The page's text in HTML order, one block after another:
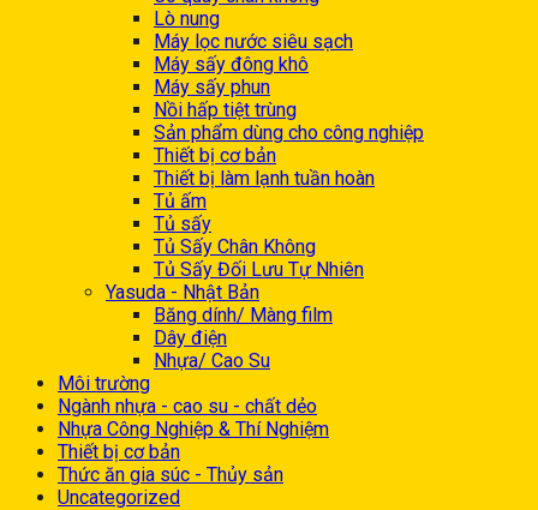
Lò nung
Máy lọc nước siêu sạch
Máy sấy đông khô
Máy sấy phun
Nồi hấp tiệt trùng
Sản phẩm dùng cho công nghiệp
Thiết bị cơ bản
Thiết bị làm lạnh tuần hoàn
Tủ ấm
Tủ sấy
Tủ Sấy Chân Không
Tủ Sấy Đối Lưu Tự Nhiên
Yasuda - Nhật Bản
Băng dính/ Màng film
Dây điện
Nhựa/ Cao Su
Môi trường
Ngành nhựa - cao su - chất dẻo
Nhựa Công Nghiệp & Thí Nghiệm
Thiết bị cơ bản
Thức ăn gia súc - Thủy sản
Uncategorized